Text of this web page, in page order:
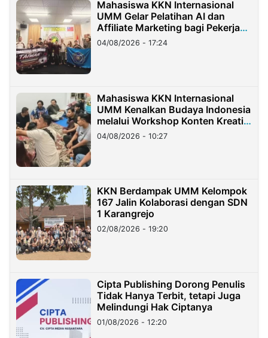
Mahasiswa KKN Internasional
UMM Gelar Pelatihan AI dan
Affiliate Marketing bagi Pekerja
Migran Indonesia di Taiwan
04/08/2026 - 17:24
Mahasiswa KKN Internasional
UMM Kenalkan Budaya Indonesia
melalui Workshop Konten Kreatif
di Taiwan
04/08/2026 - 10:27
KKN Berdampak UMM Kelompok
167 Jalin Kolaborasi dengan SDN
1 Karangrejo
02/08/2026 - 19:20
Cipta Publishing Dorong Penulis
Tidak Hanya Terbit, tetapi Juga
Melindungi Hak Ciptanya
01/08/2026 - 12:20